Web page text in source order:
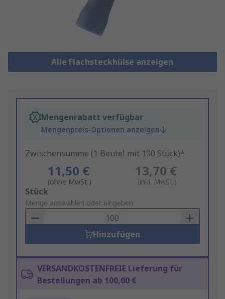
Alle Flachsteckhülse anzeigen
Mengenrabatt verfügbar
Mengenpreis-Optionen anzeigen
Zwischensumme (1 Beutel mit 100 Stück)*
11,50 €
(ohne MwSt.)
13,70 €
(inkl. MwSt.)
Add
to
Basket
Stück
Menge auswählen oder eingeben
Hinzufügen
VERSANDKOSTENFREIE Lieferung für
Bestellungen ab 100,00 €